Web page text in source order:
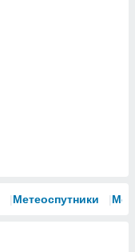
Метеоспутники